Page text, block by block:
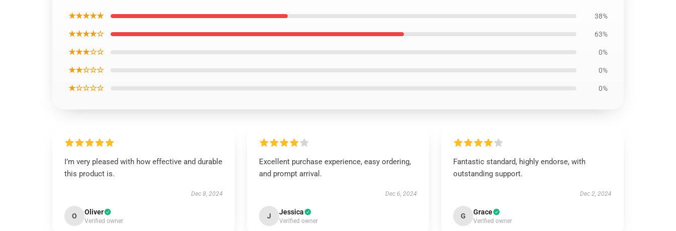
★★★★★ 38%
★★★★☆ 63%
★★★☆☆ 0%
★★☆☆☆ 0%
★☆☆☆☆ 0%
I’m very pleased with how effective and durable
this product is.
Dec 8, 2024
O Oliver
Verified owner
Excellent purchase experience, easy ordering,
and prompt arrival.
Dec 6, 2024
J Jessica
Verified owner
Fantastic standard, highly endorse, with
outstanding support.
Dec 2, 2024
G Grace
Verified owner